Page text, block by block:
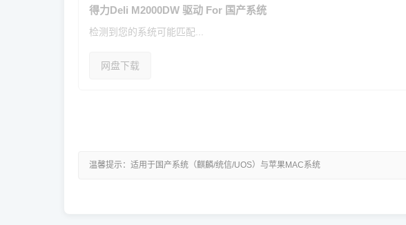
得力Deli M2000DW 驱动 For 国产系统
检测到您的系统可能匹配...
网盘下载
温馨提示：适用于国产系统（麒麟/统信/UOS）与苹果MAC系统